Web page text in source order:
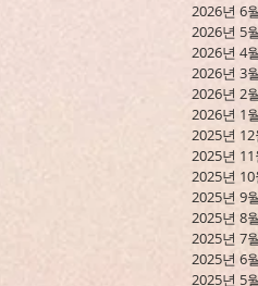
2026년 6월
2026년 5월
2026년 4월
2026년 3월
2026년 2월
2026년 1월
2025년 12
2025년 11
2025년 10
2025년 9월
2025년 8월
2025년 7월
2025년 6월
2025년 5월